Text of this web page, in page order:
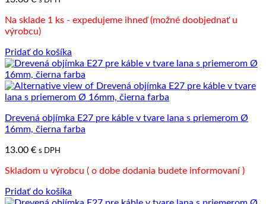
Na sklade 1 ks - expedujeme ihneď (možné doobjednať u
výrobcu)
Pridať do košíka
Drevená objímka E27 pre káble v tvare lana s priemerom Ø
16mm, čierna farba
13.00 € s DPH
Skladom u výrobcu ( o dobe dodania budete informovaní )
Pridať do košíka